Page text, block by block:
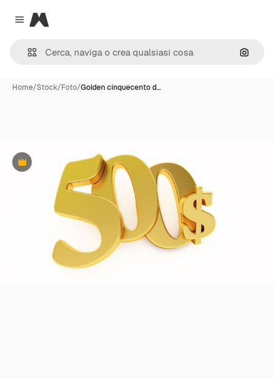
Close menu
Magnific
Cerca
Home/Stock/Foto/Golden cinquecento d…
Premium